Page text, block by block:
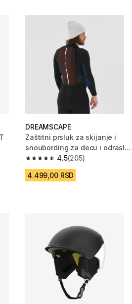
Recenzije
DREAMSCAPE
Zaštitni prsluk za skijanje i
snoubording za decu i odrasle
DBCK 100 4.5
4.5 od 5 zvezdica from 205
(205)
4.499,00 RSD